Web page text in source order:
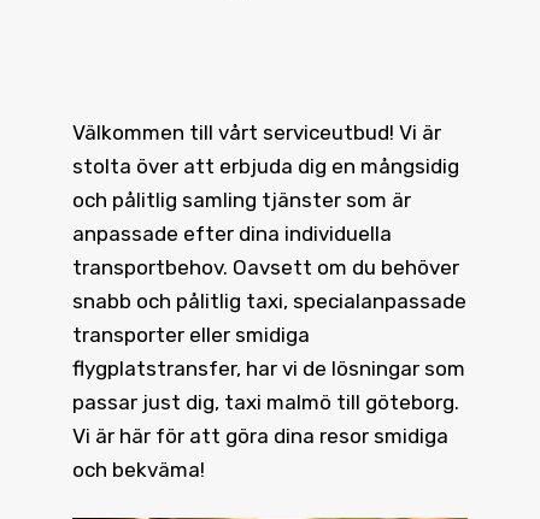
Välkommen till vårt serviceutbud! Vi är
stolta över att erbjuda dig en mångsidig
och pålitlig samling tjänster som är
anpassade efter dina individuella
transportbehov. Oavsett om du behöver
snabb och pålitlig taxi, specialanpassade
transporter eller smidiga
flygplatstransfer, har vi de lösningar som
passar just dig, taxi malmö till göteborg.
Vi är här för att göra dina resor smidiga
och bekväma!